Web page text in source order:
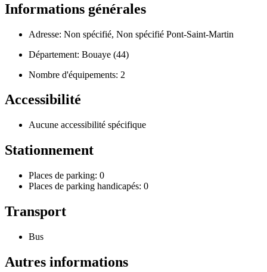
Informations générales
Adresse: Non spécifié, Non spécifié Pont-Saint-Martin
Département: Bouaye (44)
Nombre d'équipements: 2
Accessibilité
Aucune accessibilité spécifique
Stationnement
Places de parking: 0
Places de parking handicapés: 0
Transport
Bus
Autres informations